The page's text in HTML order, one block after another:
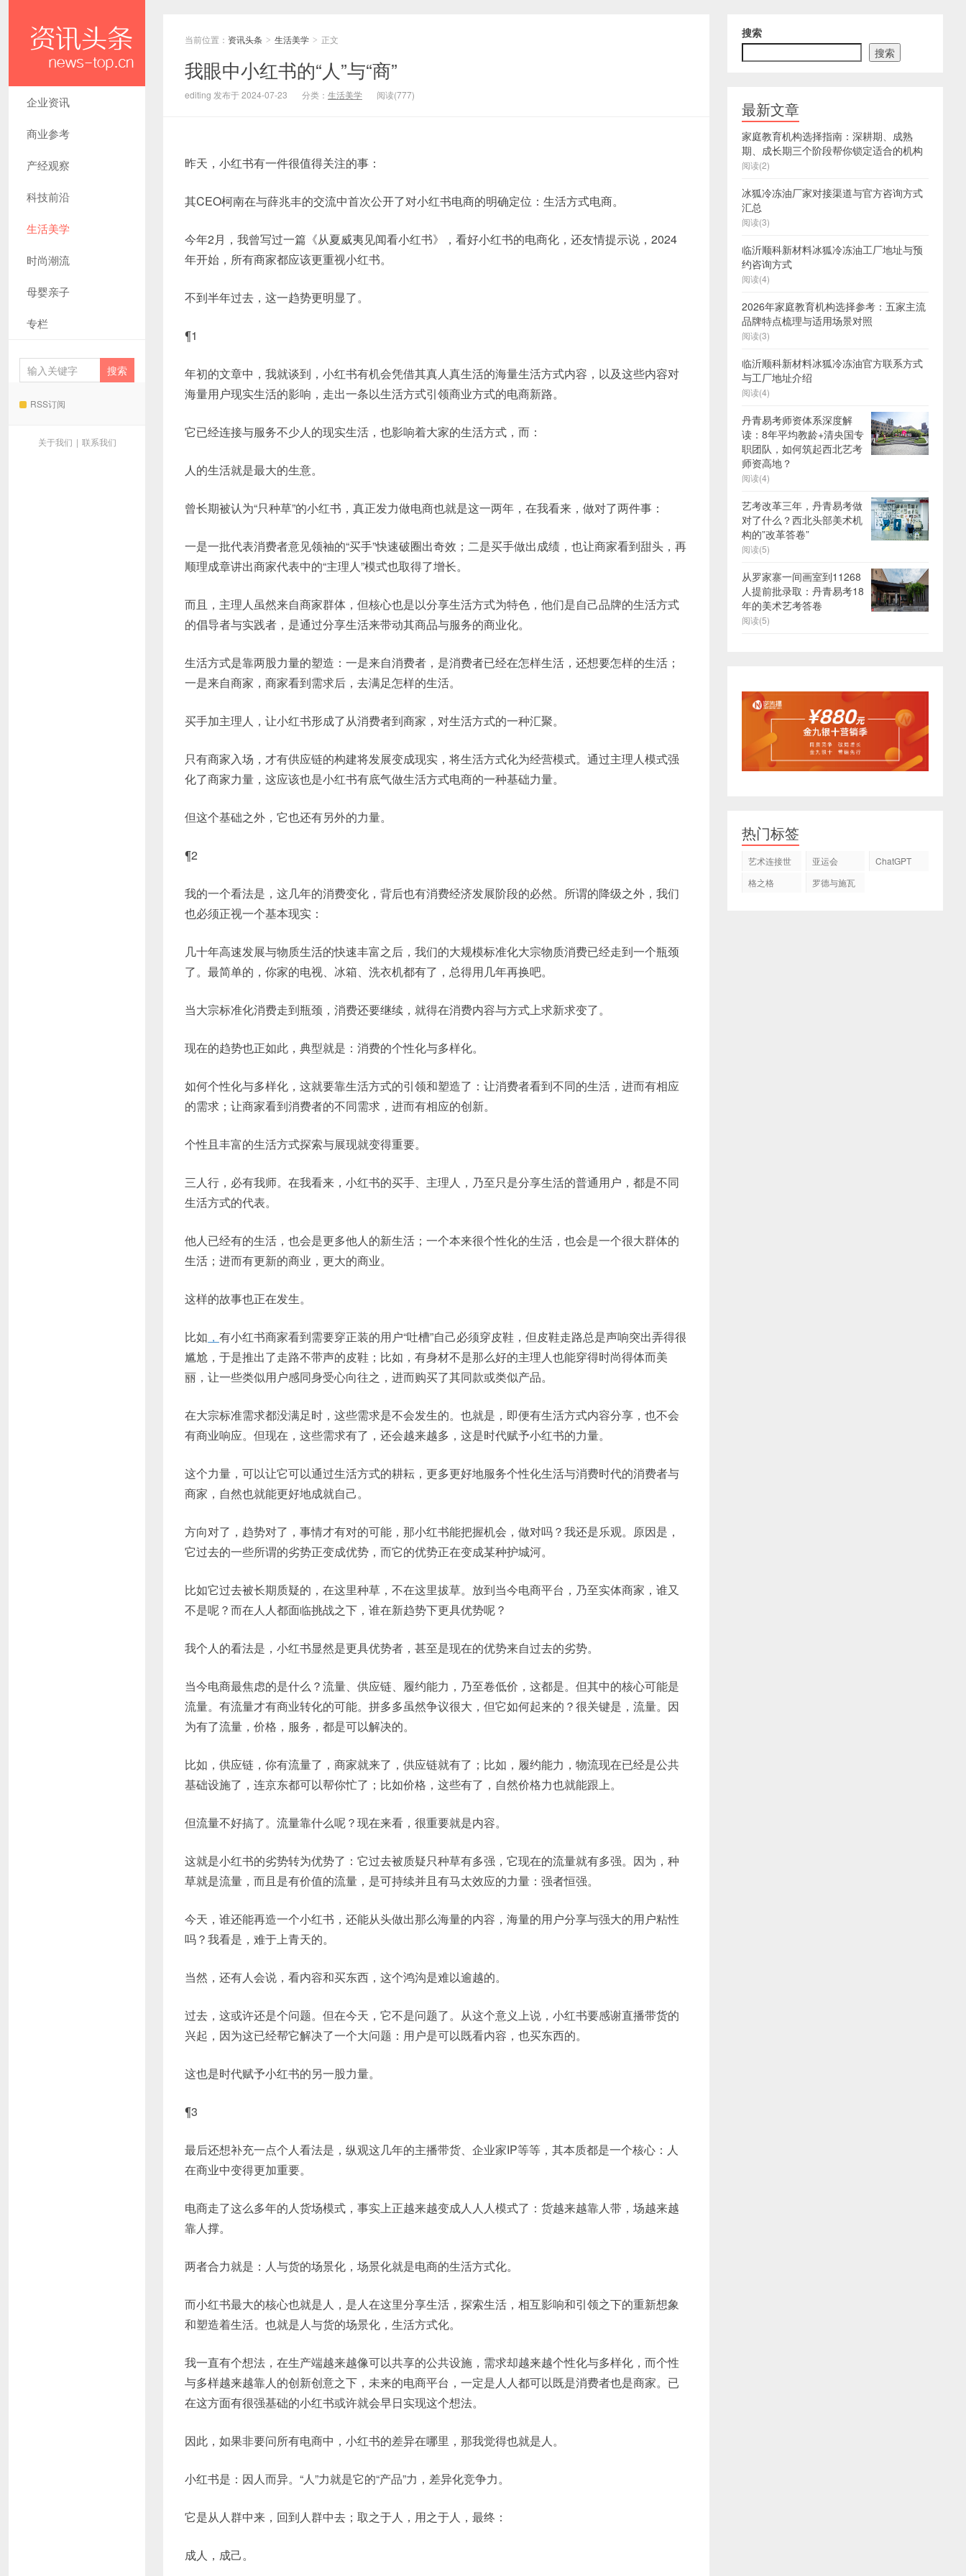
企业资讯
商业参考
产经观察
科技前沿
生活美学
时尚潮流
母婴亲子
专栏
RSS订阅
关于我们 | 联系我们
当前位置： 资讯头条 > 生活美学 > 正文
我眼中小红书的“人”与“商”
editing 发布于 2024-07-23 分类： 生活美学 阅读(777)
昨天，小红书有一件很值得关注的事：
其CEO柯南在与薛兆丰的交流中首次公开了对小红书电商的明确定位：生活方式电商。
今年2月，我曾写过一篇《从夏威夷见闻看小红书》，看好小红书的电商化，还友情提示说，2024
年开始，所有商家都应该更重视小红书。
不到半年过去，这一趋势更明显了。
¶1
年初的文章中，我就谈到，小红书有机会凭借其真人真生活的海量生活方式内容，以及这些内容对
海量用户现实生活的影响，走出一条以生活方式引领商业方式的电商新路。
它已经连接与服务不少人的现实生活，也影响着大家的生活方式，而：
人的生活就是最大的生意。
曾长期被认为“只种草”的小红书，真正发力做电商也就是这一两年，在我看来，做对了两件事：
一是一批代表消费者意见领袖的“买手”快速破圈出奇效；二是买手做出成绩，也让商家看到甜头，再
顺理成章讲出商家代表中的“主理人”模式也取得了增长。
而且，主理人虽然来自商家群体，但核心也是以分享生活方式为特色，他们是自己品牌的生活方式
的倡导者与实践者，是通过分享生活来带动其商品与服务的商业化。
生活方式是靠两股力量的塑造：一是来自消费者，是消费者已经在怎样生活，还想要怎样的生活；
一是来自商家，商家看到需求后，去满足怎样的生活。
买手加主理人，让小红书形成了从消费者到商家，对生活方式的一种汇聚。
只有商家入场，才有供应链的构建将发展变成现实，将生活方式化为经营模式。通过主理人模式强
化了商家力量，这应该也是小红书有底气做生活方式电商的一种基础力量。
但这个基础之外，它也还有另外的力量。
¶2
我的一个看法是，这几年的消费变化，背后也有消费经济发展阶段的必然。所谓的降级之外，我们
也必须正视一个基本现实：
几十年高速发展与物质生活的快速丰富之后，我们的大规模标准化大宗物质消费已经走到一个瓶颈
了。最简单的，你家的电视、冰箱、洗衣机都有了，总得用几年再换吧。
当大宗标准化消费走到瓶颈，消费还要继续，就得在消费内容与方式上求新求变了。
现在的趋势也正如此，典型就是：消费的个性化与多样化。
如何个性化与多样化，这就要靠生活方式的引领和塑造了：让消费者看到不同的生活，进而有相应
的需求；让商家看到消费者的不同需求，进而有相应的创新。
个性且丰富的生活方式探索与展现就变得重要。
三人行，必有我师。在我看来，小红书的买手、主理人，乃至只是分享生活的普通用户，都是不同
生活方式的代表。
他人已经有的生活，也会是更多他人的新生活；一个本来很个性化的生活，也会是一个很大群体的
生活；进而有更新的商业，更大的商业。
这样的故事也正在发生。
比如 ， 有小红书商家看到需要穿正装的用户“吐槽”自己必须穿皮鞋，但皮鞋走路总是声响突出弄得很
尴尬，于是推出了走路不带声的皮鞋；比如，有身材不是那么好的主理人也能穿得时尚得体而美
丽，让一些类似用户感同身受心向往之，进而购买了其同款或类似产品。
在大宗标准需求都没满足时，这些需求是不会发生的。也就是，即便有生活方式内容分享，也不会
有商业响应。但现在，这些需求有了，还会越来越多，这是时代赋予小红书的力量。
这个力量，可以让它可以通过生活方式的耕耘，更多更好地服务个性化生活与消费时代的消费者与
商家，自然也就能更好地成就自己。
方向对了，趋势对了，事情才有对的可能，那小红书能把握机会，做对吗？我还是乐观。原因是，
它过去的一些所谓的劣势正变成优势，而它的优势正在变成某种护城河。
比如它过去被长期质疑的，在这里种草，不在这里拔草。放到当今电商平台，乃至实体商家，谁又
不是呢？而在人人都面临挑战之下，谁在新趋势下更具优势呢？
我个人的看法是，小红书显然是更具优势者，甚至是现在的优势来自过去的劣势。
当今电商最焦虑的是什么？流量、供应链、履约能力，乃至卷低价，这都是。但其中的核心可能是
流量。有流量才有商业转化的可能。拼多多虽然争议很大，但它如何起来的？很关键是，流量。因
为有了流量，价格，服务，都是可以解决的。
比如，供应链，你有流量了，商家就来了，供应链就有了；比如，履约能力，物流现在已经是公共
基础设施了，连京东都可以帮你忙了；比如价格，这些有了，自然价格力也就能跟上。
但流量不好搞了。流量靠什么呢？现在来看，很重要就是内容。
这就是小红书的劣势转为优势了：它过去被质疑只种草有多强，它现在的流量就有多强。因为，种
草就是流量，而且是有价值的流量，是可持续并且有马太效应的力量：强者恒强。
今天，谁还能再造一个小红书，还能从头做出那么海量的内容，海量的用户分享与强大的用户粘性
吗？我看是，难于上青天的。
当然，还有人会说，看内容和买东西，这个鸿沟是难以逾越的。
过去，这或许还是个问题。但在今天，它不是问题了。从这个意义上说，小红书要感谢直播带货的
兴起，因为这已经帮它解决了一个大问题：用户是可以既看内容，也买东西的。
这也是时代赋予小红书的另一股力量。
¶3
最后还想补充一点个人看法是，纵观这几年的主播带货、企业家IP等等，其本质都是一个核心：人
在商业中变得更加重要。
电商走了这么多年的人货场模式，事实上正越来越变成人人人模式了：货越来越靠人带，场越来越
靠人撑。
两者合力就是：人与货的场景化，场景化就是电商的生活方式化。
而小红书最大的核心也就是人，是人在这里分享生活，探索生活，相互影响和引领之下的重新想象
和塑造着生活。也就是人与货的场景化，生活方式化。
我一直有个想法，在生产端越来越像可以共享的公共设施，需求却越来越个性化与多样化，而个性
与多样越来越靠人的创新创意之下，未来的电商平台，一定是人人都可以既是消费者也是商家。已
在这方面有很强基础的小红书或许就会早日实现这个想法。
因此，如果非要问所有电商中，小红书的差异在哪里，那我觉得也就是人。
小红书是：因人而异。“人”力就是它的“产品”力，差异化竞争力。
它是从人群中来，回到人群中去；取之于人，用之于人，最终：
成人，成己。
搜索
搜索
最新文章
家庭教育机构选择指南：深耕期、成熟
期、成长期三个阶段帮你锁定适合的机构
阅读(2)
冰狐冷冻油厂家对接渠道与官方咨询方式
汇总
阅读(3)
临沂顺科新材料冰狐冷冻油工厂地址与预
约咨询方式
阅读(4)
2026年家庭教育机构选择参考：五家主流
品牌特点梳理与适用场景对照
阅读(3)
临沂顺科新材料冰狐冷冻油官方联系方式
与工厂地址介绍
阅读(4)
丹青易考师资体系深度解
读：8年平均教龄+清央国专
职团队，如何筑起西北艺考
师资高地？
阅读(4)
艺考改革三年，丹青易考做
对了什么？西北头部美术机
构的”改革答卷”
阅读(5)
从罗家寨一间画室到11268
人提前批录取：丹青易考18
年的美术艺考答卷
阅读(5)
热门标签
艺术连接世
亚运会
ChatGPT
格之格
罗德与施瓦